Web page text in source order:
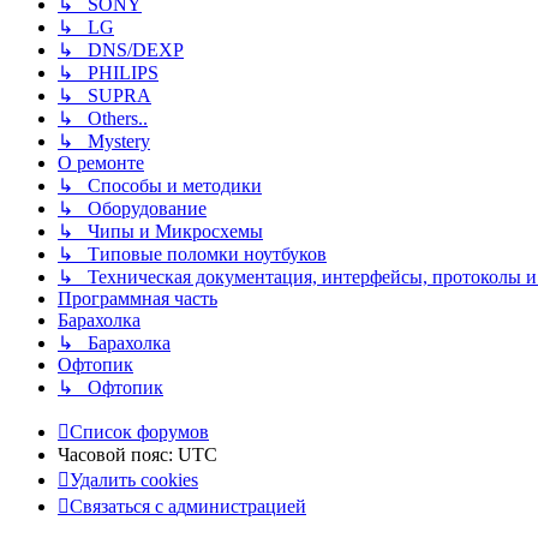
↳ SONY
↳ LG
↳ DNS/DEXP
↳ PHILIPS
↳ SUPRA
↳ Others..
↳ Mystery
О ремонте
↳ Способы и методики
↳ Оборудование
↳ Чипы и Микросхемы
↳ Типовые поломки ноутбуков
↳ Техническая документация, интерфейсы, протоколы и
Программная часть
Барахолка
↳ Барахолка
Офтопик
↳ Офтопик
Список форумов
Часовой пояс: UTC
Удалить cookies
Связаться
Связаться с администрацией